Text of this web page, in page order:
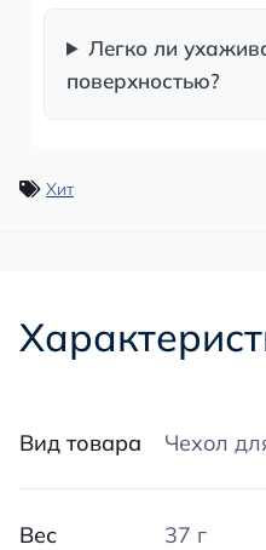
Легко ли
поверхностью?
Хит
Вид товара Чехол
Вес 37 г